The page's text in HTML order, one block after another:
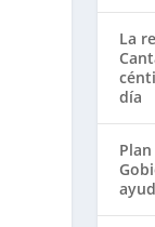
La
día